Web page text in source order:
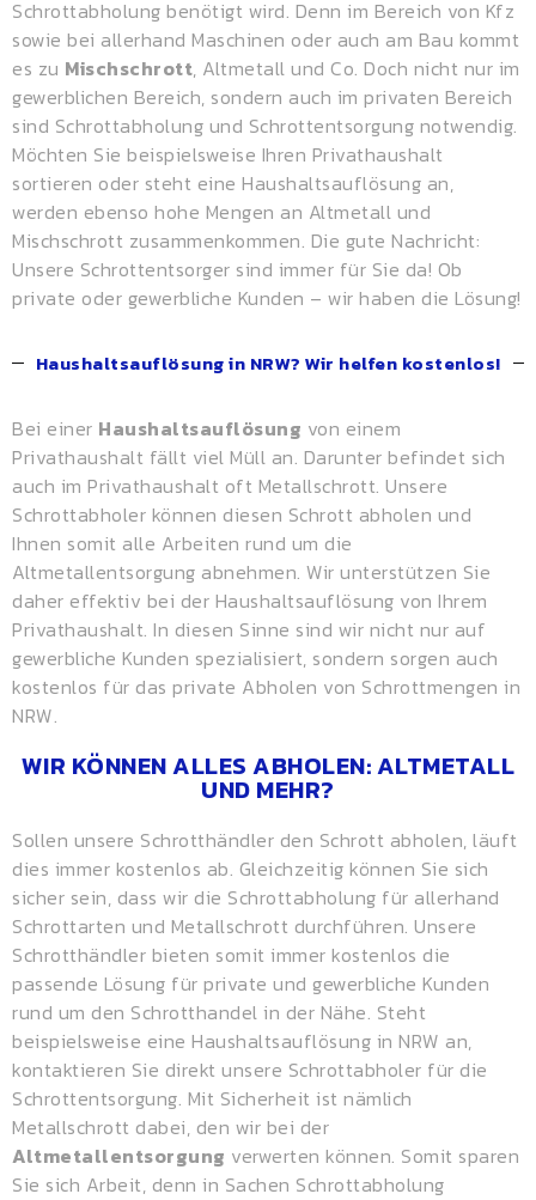
Schrottabholung benötigt wird. Denn im Bereich von Kfz
sowie bei allerhand Maschinen oder auch am Bau kommt
es zu Mischschrott, Altmetall und Co. Doch nicht nur im
gewerblichen Bereich, sondern auch im privaten Bereich
sind Schrottabholung und Schrottentsorgung notwendig.
Möchten Sie beispielsweise Ihren Privathaushalt
sortieren oder steht eine Haushaltsauflösung an,
werden ebenso hohe Mengen an Altmetall und
Mischschrott zusammenkommen. Die gute Nachricht:
Unsere Schrottentsorger sind immer für Sie da! Ob
private oder gewerbliche Kunden – wir haben die Lösung!
Haushaltsauflösung in NRW? Wir helfen kostenlos!
Bei einer Haushaltsauflösung von einem
Privathaushalt fällt viel Müll an. Darunter befindet sich
auch im Privathaushalt oft Metallschrott. Unsere
Schrottabholer können diesen Schrott abholen und
Ihnen somit alle Arbeiten rund um die
Altmetallentsorgung abnehmen. Wir unterstützen Sie
daher effektiv bei der Haushaltsauflösung von Ihrem
Privathaushalt. In diesen Sinne sind wir nicht nur auf
gewerbliche Kunden spezialisiert, sondern sorgen auch
kostenlos für das private Abholen von Schrottmengen in
NRW.
WIR KÖNNEN ALLES ABHOLEN: ALTMETALL
UND MEHR?
Sollen unsere Schrotthändler den Schrott abholen, läuft
dies immer kostenlos ab. Gleichzeitig können Sie sich
sicher sein, dass wir die Schrottabholung für allerhand
Schrottarten und Metallschrott durchführen. Unsere
Schrotthändler bieten somit immer kostenlos die
passende Lösung für private und gewerbliche Kunden
rund um den Schrotthandel in der Nähe. Steht
beispielsweise eine Haushaltsauflösung in NRW an,
kontaktieren Sie direkt unsere Schrottabholer für die
Schrottentsorgung. Mit Sicherheit ist nämlich
Metallschrott dabei, den wir bei der
Altmetallentsorgung verwerten können. Somit sparen
Sie sich Arbeit, denn in Sachen Schrottabholung